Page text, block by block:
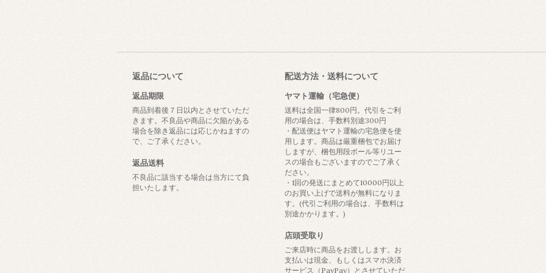
返品について
返品期限
商品到着後７日以内とさせていただ
きます。不良品や商品に欠陥がある
場合を除き返品には応じかねますの
で、ご了承ください。
返品送料
不良品に該当する場合は当方にて負
担いたします。
配送方法・送料について
ヤマト運輸（宅急便）
送料は全国一律800円。代引をご利
用の場合は、手数料別途300円
・配送便はヤマト運輸の宅急便を使
用します。商品は厳重梱包でお届け
しますが、梱包用段ボール等リユー
スの場合もございますのでご了承く
ださい。
・1回の発送にまとめて10000円以上
のお買い上げで送料が無料になりま
す。(代引ご利用の場合は、手数料は
別途かかります。)
店頭受取り
ご来店時に商品をお渡しします。お
支払いは現金、もしくはスマホ決済
サービス（PayPay）とさせていただ